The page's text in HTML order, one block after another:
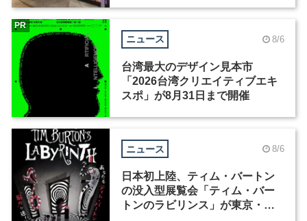
ニュース 8/6
台湾最大のデザイン見本市
「2026台湾クリエイティブエキ
スポ」が8月31日まで開催
PR
ニュース 8/6
日本初上陸、ティム・バートン
の没入型展覧会「ティム・バー
トンのラビリンス」が東京・豊